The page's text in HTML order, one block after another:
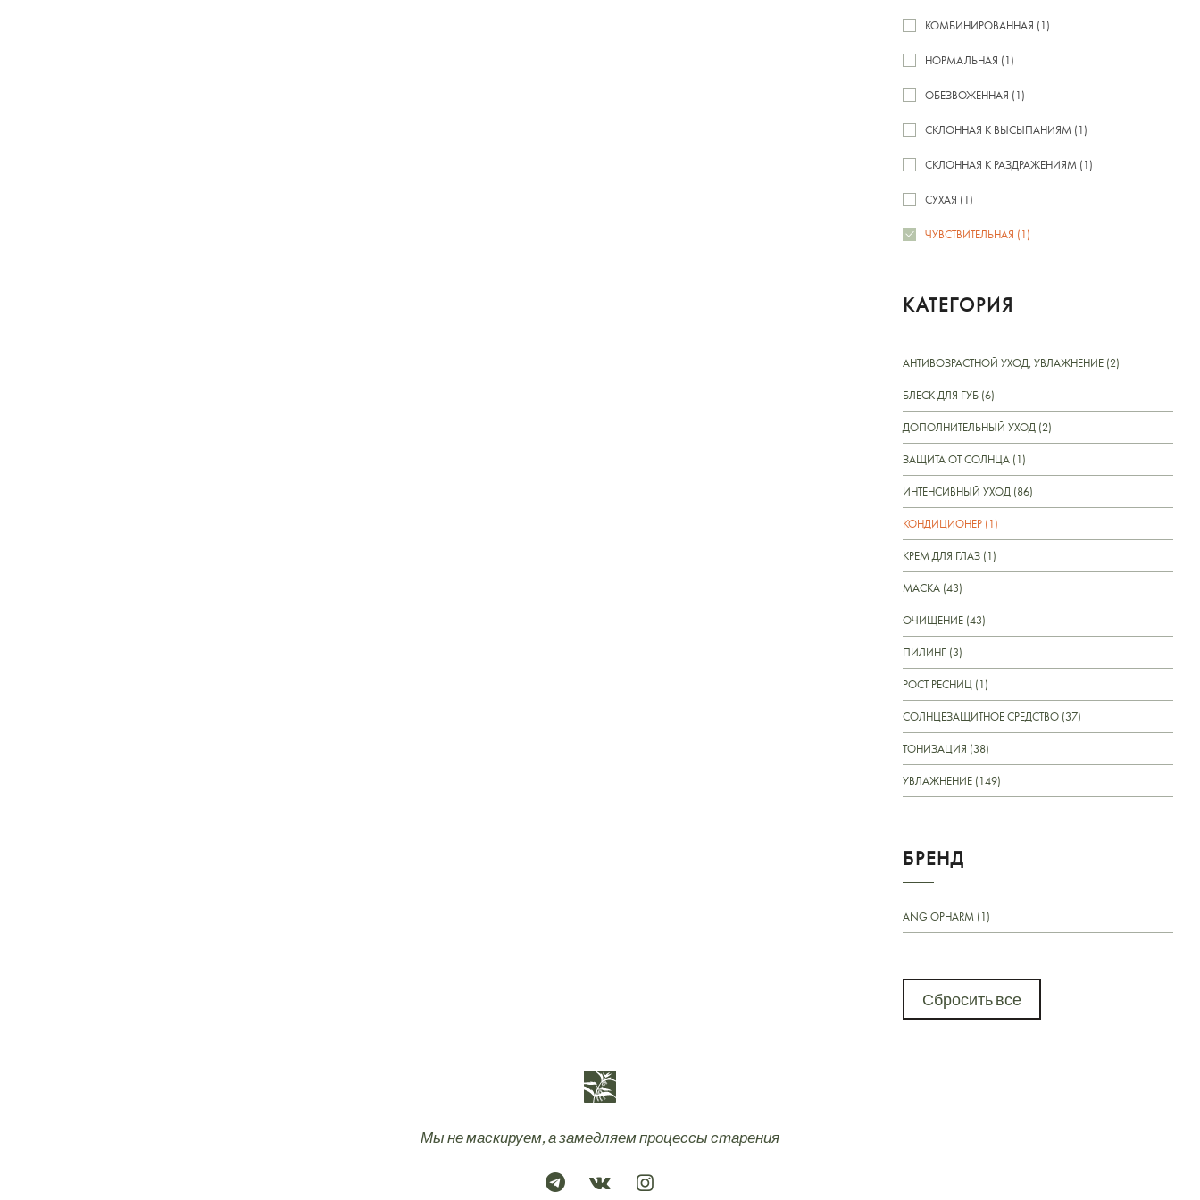
КОМБИНИРОВАННАЯ (1)
НОРМАЛЬНАЯ (1)
ОБЕЗВОЖЕННАЯ (1)
СКЛОННАЯ К ВЫСЫПАНИЯМ (1)
СКЛОННАЯ К РАЗДРАЖЕНИЯМ (1)
СУХАЯ (1)
ЧУВСТВИТЕЛЬНАЯ (1)
КАТЕГОРИЯ
АНТИВОЗРАСТНОЙ УХОД, УВЛАЖНЕНИЕ (2)
БЛЕСК ДЛЯ ГУБ (6)
ДОПОЛНИТЕЛЬНЫЙ УХОД (2)
ЗАЩИТА ОТ СОЛНЦА (1)
ИНТЕНСИВНЫЙ УХОД (86)
КОНДИЦИОНЕР (1)
КРЕМ ДЛЯ ГЛАЗ (1)
МАСКА (43)
ОЧИЩЕНИЕ (43)
ПИЛИНГ (3)
РОСТ РЕСНИЦ (1)
СОЛНЦЕЗАЩИТНОЕ СРЕДСТВО (37)
ТОНИЗАЦИЯ (38)
УВЛАЖНЕНИЕ (149)
БРЕНД
ANGIOPHARM (1)
Сбросить все
Мы не маскируем, а замедляем процессы старения